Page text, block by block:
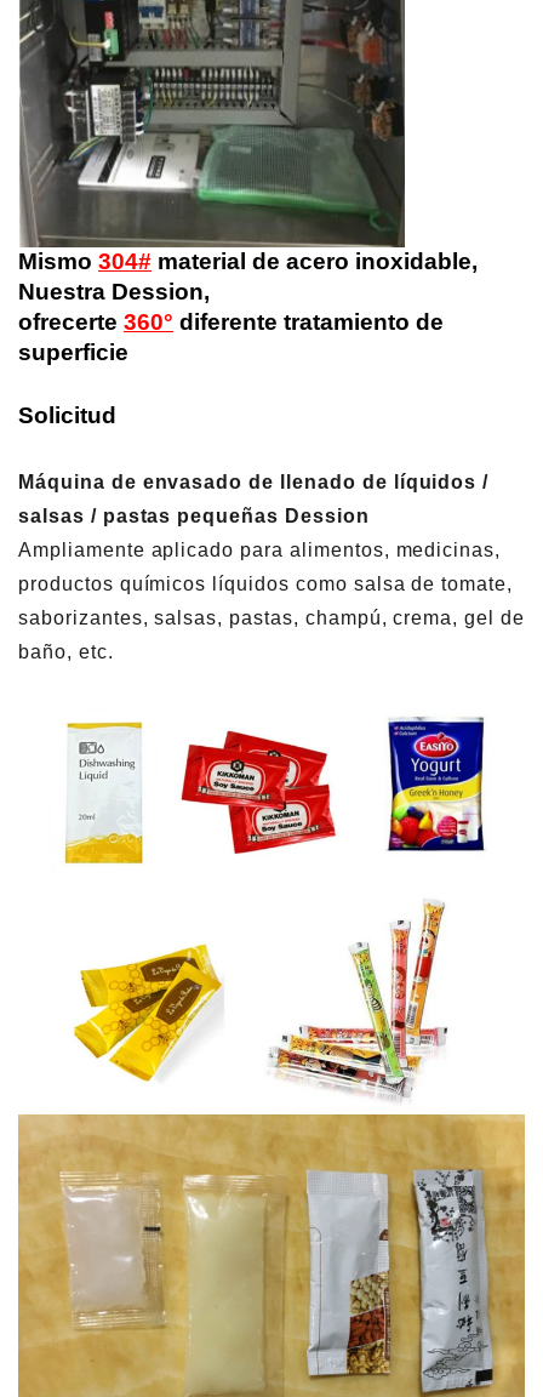
Mismo 304# material de acero inoxidable,
Nuestra Dession,
ofrecerte 360° diferente tratamiento de
superficie
Solicitud
Máquina de envasado de llenado de líquidos /
salsas / pastas pequeñas Dession
Ampliamente aplicado para alimentos, medicinas,
productos químicos líquidos como salsa de tomate,
saborizantes, salsas, pastas, champú, crema, gel de
baño, etc.